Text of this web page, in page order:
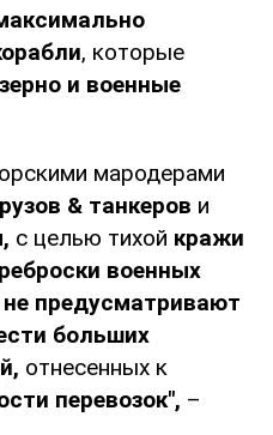
, которые
и военные
мародерами
& танкеров и
с целью тихой кражи
военных
не предусматривают
больших
отнесенных к
перевозок", –